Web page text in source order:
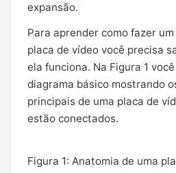
expansão.
Para aprender como fazer
placa de vídeo você precisa
ela funciona. Na Figura 1
diagrama básico mostrando
principais de uma placa de
estão conectados.
Figura 1: Anatomia de uma